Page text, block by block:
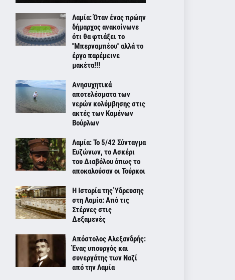
Λαμία: Όταν ένας πρώην
δήμαρχος ανακοίνωνε
ότι θα φτιάξει το
''Μπερναμπέου'' αλλά το
έργο παρέμεινε
μακέτα!!!
Ανησυχητικά
αποτελέσματα των
νερών κολύμβησης στις
ακτές των Καμένων
Βούρλων
Λαμία: Το 5/42 Σύνταγμα
Ευζώνων, το Ασκέρι
του Διαβόλου όπως το
αποκαλούσαν οι Τούρκοι
Η Ιστορία της Ύδρευσης
στη Λαμία: Από τις
Στέρνες στις
Δεξαμενές
Απόστολος Αλεξανδρής:
Ένας υπουργός και
συνεργάτης των Ναζί
από την Λαμία